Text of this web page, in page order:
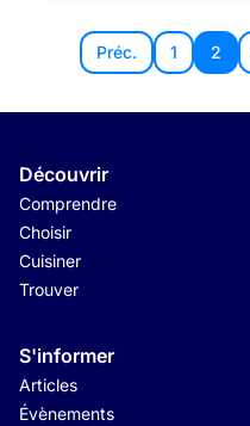
Préc. 1 2
Découvrir
Comprendre
Choisir
Cuisiner
Trouver
S'informer
Articles
Évènements